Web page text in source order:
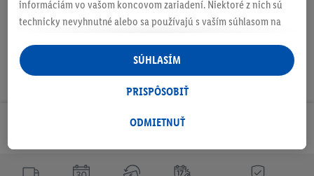
Odoberaj Newsletter!
informáciám vo vašom koncovom zariadení. Niektoré z nich sú
technicky nevyhnutné alebo sa používajú s vaším súhlasom na
personalizovanú reklamu v rámci služieb Lidl aj mimo nich. Ak
ste účastníkom programu Lidl Plus, na tieto účely sa spracúvajú
aj údaje z vášho nákupného správania v obchode.
následne si vytvoríte účet Lidl Plus alebo sa prihlásite do svojho
ktorú tam uvediete, aby sme vás mohli rozpoznať v službách
ODMIETNUŤ
PRISPÔSOBIŤ
SÚHLASÍM